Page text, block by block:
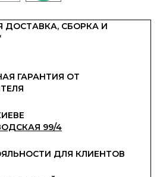
ДОСТАВКА, СБОРКА И
ГАРАНТИЯ ОТ
99/4
ДЛЯ КЛИЕНТОВ